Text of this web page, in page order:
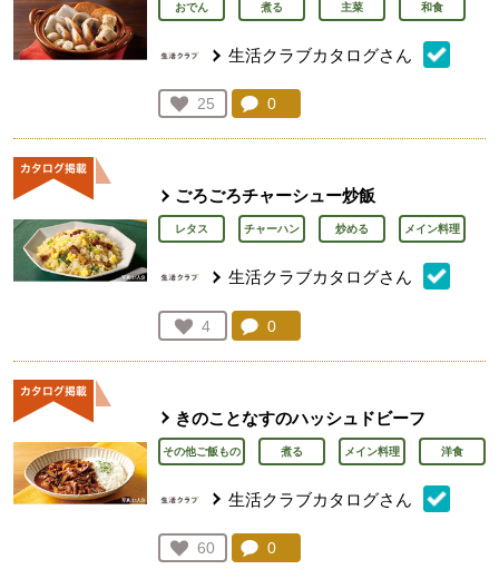
おでん 煮る 主菜 和食
生活クラブカタログさん
お気に入り登録：
25
人が登録
コメント：
0
ごろごろチャーシュー炒飯
レタス チャーハン 炒める メイン料理
生活クラブカタログさん
お気に入り登録：
4
人が登録
コメント：
0
きのことなすのハッシュドビーフ
その他ご飯もの 煮る メイン料理 洋食
生活クラブカタログさん
お気に入り登録：
60
人が登録
コメント：
0